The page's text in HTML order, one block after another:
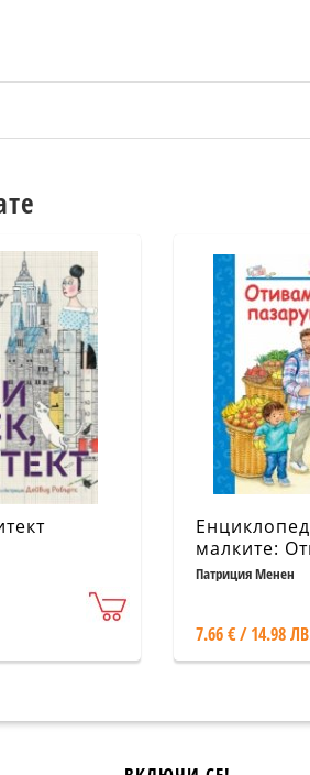
малките:
пазаруваме
Патриция Менен
7.66 € / 14.98